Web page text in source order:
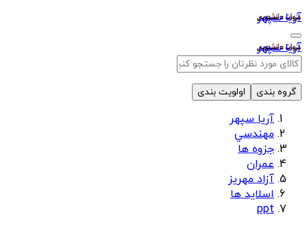
آریا سپهر
آریا سپهر
گروه بندی اولویت بندی
آریا سپهر
مهندسي
جزوه ها
عمران
آزاد مهریز
اسلاید ها
ppt